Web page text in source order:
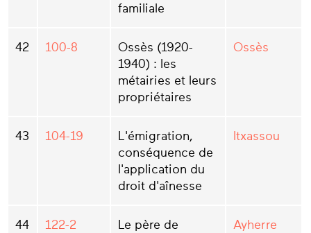
familiale
42 100-8
Ossès (1920-
1940) : les
métairies et leurs
propriétaires
Ossès
43 104-19
L'émigration,
conséquence de
l'application du
droit d'aînesse
Itxassou
44 122-2
Le père de
Ayherre